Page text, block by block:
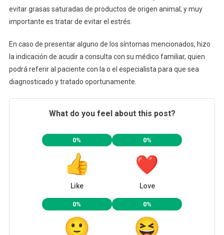
evitar grasas saturadas de productos de origen animal; y muy
importante es tratar de evitar el estrés.
En caso de presentar alguno de los síntomas mencionados, hizo
la indicación de acudir a consulta con su médico familiar, quien
podrá referir al paciente con la o el especialista para que sea
diagnosticado y tratado oportunamente.
What do you feel about this post?
0%
Like
0%
Love
0% 0%